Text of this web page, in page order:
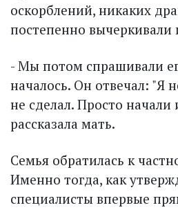
оскорблений, никаких
постепенно вычеркивали
- Мы потом спрашивали
началось. Он отвечал: "Я
не сделал. Просто начали
рассказала мать.
Семья обратилась к
Именно тогда, как
специалисты впервые